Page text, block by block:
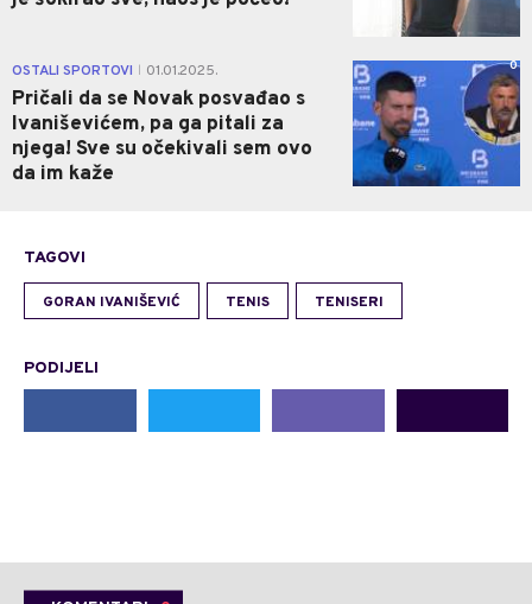
OSTALI SPORTOVI 01.01.2025.
Pričali da se Novak posvađao s
Ivaniševićem, pa ga pitali za
njega! Sve su očekivali sem ovo
da im kaže
0
TAGOVI
GORAN IVANIŠEVIĆ TENIS TENISERI
PODIJELI